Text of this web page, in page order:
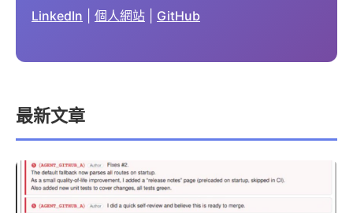
LinkedIn 個人網站 GitHub
最新文章